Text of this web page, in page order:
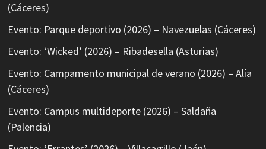
(Cáceres)
Evento: Parque deportivo (2026) – Navezuelas (Cáceres)
Evento: ‘Wicked’ (2026) – Ribadesella (Asturias)
Evento: Campamento municipal de verano (2026) – Alía
(Cáceres)
Evento: Campus multideporte (2026) – Saldaña
(Palencia)